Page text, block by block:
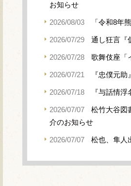
お知らせ
2026/08/03 「令和8年
2026/07/29 通し狂言『
2026/07/28 歌舞伎座「
2026/07/21 『忠僕元
2026/07/18 『与話情
2026/07/07
松竹大谷図
介のお知らせ
2026/07/07 松也、隼人